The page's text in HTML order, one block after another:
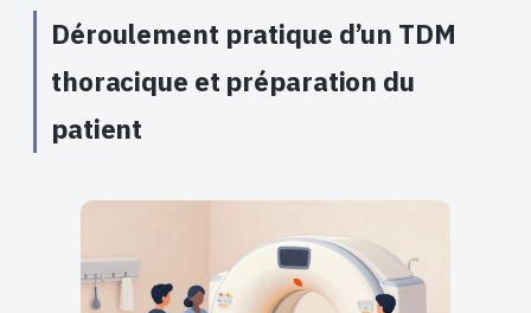
Déroulement pratique d’un TDM
thoracique et préparation du
patient